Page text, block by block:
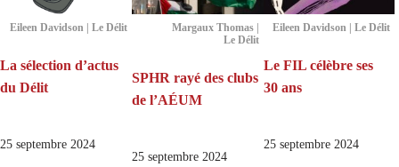
Eileen Davidson | Le Délit
La sélection d’actus
du Délit
25 septembre 2024
Margaux Thomas |
Le Délit
SPHR rayé des clubs
de l’AÉUM
25 septembre 2024
Eileen Davidson | Le Délit
Le FIL célèbre ses
30 ans
25 septembre 2024